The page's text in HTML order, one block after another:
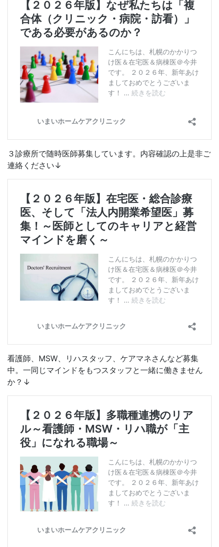
３診療所で随時医師募集しています。内容確認の上是非ご
連絡ください↓
看護師、MSW、リハスタッフ、ケアマネさんなど募集
中。一同じマインドをもつスタッフと一緒に働きません
か？↓